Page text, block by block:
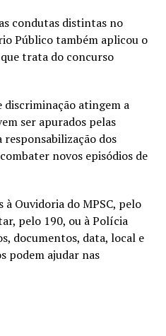
condutas distintas no
Público também aplicou o
trata do concurso
discriminação atingem a
ser apurados pelas
responsabilização dos
novos episódios de
Ouvidoria do MPSC, pelo
pelo 190, ou à Polícia
documentos, data, local e
podem ajudar nas